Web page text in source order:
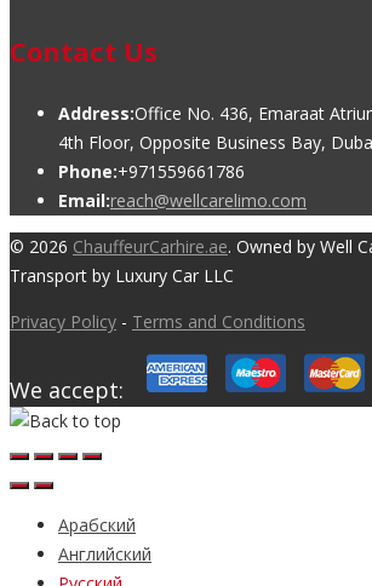
Contact Us
Address:Office No. 436, Emaraat
4th Floor, Opposite Business Bay,
Phone:+971559661786
Email:reach@wellcarelimo.com
© 2026 ChauffeurCarhire.ae. Owned by Well
Transport by Luxury Car LLC
Privacy Policy - Terms and Conditions
We accept:
Арабский
Английский